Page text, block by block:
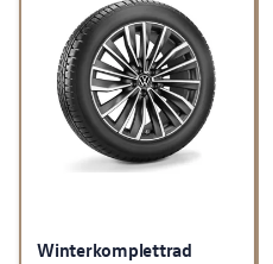
Winterkomplettrad